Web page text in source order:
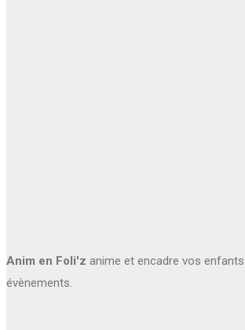
Anim en Foli'z anime et encadre vos
évènements.